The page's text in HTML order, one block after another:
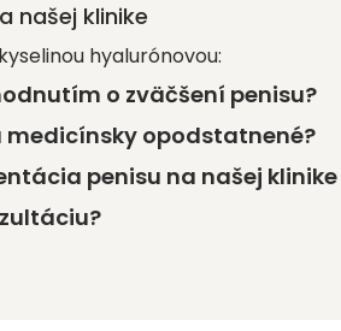
našej klinike
hyalurónovou:
o zväčšení penisu?
medicínsky opodstatnené?
penisu na našej klinike